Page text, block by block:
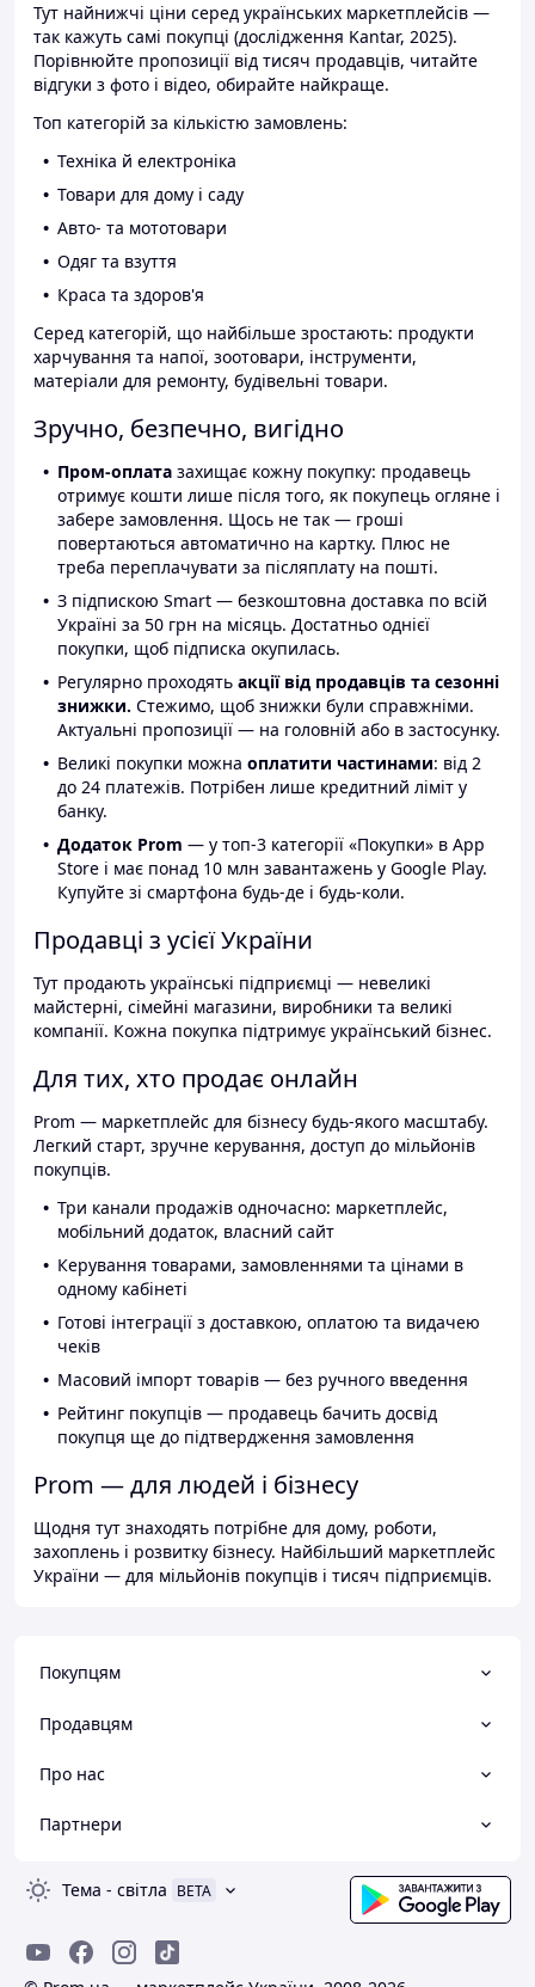
Тут найнижчі ціни серед українських маркетплейсів —
так кажуть самі покупці (дослідження Kantar, 2025).
Порівнюйте пропозиції від тисяч продавців, читайте
відгуки з фото і відео, обирайте найкраще.
Топ категорій за кількістю замовлень:
Техніка й електроніка
Товари для дому і саду
Авто- та мототовари
Одяг та взуття
Краса та здоров'я
Серед категорій, що найбільше зростають: продукти
харчування та напої, зоотовари, інструменти,
матеріали для ремонту, будівельні товари.
Зручно, безпечно, вигідно
Пром-оплата захищає кожну покупку: продавець
отримує кошти лише після того, як покупець огляне і
забере замовлення. Щось не так — гроші
повертаються автоматично на картку. Плюс не
треба переплачувати за післяплату на пошті.
З підпискою Smart — безкоштовна доставка по всій
Україні за 50 грн на місяць. Достатньо однієї
покупки, щоб підписка окупилась.
Регулярно проходять акції від продавців та сезонні
знижки. Стежимо, щоб знижки були справжніми.
Актуальні пропозиції — на головній або в застосунку.
Великі покупки можна оплатити частинами: від 2
до 24 платежів. Потрібен лише кредитний ліміт у
банку.
Додаток Prom — у топ-3 категорії «Покупки» в App
Store і має понад 10 млн завантажень у Google Play.
Купуйте зі смартфона будь-де і будь-коли.
Продавці з усієї України
Тут продають українські підприємці — невеликі
майстерні, сімейні магазини, виробники та великі
компанії. Кожна покупка підтримує український бізнес.
Для тих, хто продає онлайн
Prom — маркетплейс для бізнесу будь-якого масштабу.
Легкий старт, зручне керування, доступ до мільйонів
покупців.
Три канали продажів одночасно: маркетплейс,
мобільний додаток, власний сайт
Керування товарами, замовленнями та цінами в
одному кабінеті
Готові інтеграції з доставкою, оплатою та видачею
чеків
Масовий імпорт товарів — без ручного введення
Рейтинг покупців — продавець бачить досвід
покупця ще до підтвердження замовлення
Prom — для людей і бізнесу
Щодня тут знаходять потрібне для дому, роботи,
захоплень і розвитку бізнесу. Найбільший маркетплейс
України — для мільйонів покупців і тисяч підприємців.
Покупцям
Продавцям
Про нас
Партнери
Тема - світла BETA